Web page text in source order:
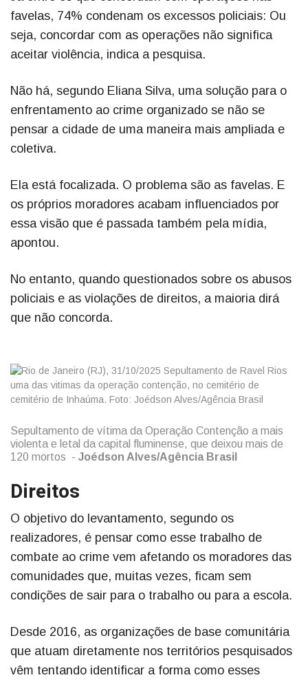
favelas, 74% condenam os excessos policiais: Ou
seja, concordar com as operações não significa
aceitar violência, indica a pesquisa.
Não há, segundo Eliana Silva, uma solução para o
enfrentamento ao crime organizado se não se
pensar a cidade de uma maneira mais ampliada e
coletiva.
Ela está focalizada. O problema são as favelas. E
os próprios moradores acabam influenciados por
essa visão que é passada também pela mídia,
apontou.
No entanto, quando questionados sobre os abusos
policiais e as violações de direitos, a maioria dirá
que não concorda.
Sepultamento de vítima da Operação Contenção a mais
violenta e letal da capital fluminense, que deixou mais de
120 mortos - Joédson Alves/Agência Brasil
Direitos
O objetivo do levantamento, segundo os
realizadores, é pensar como esse trabalho de
combate ao crime vem afetando os moradores das
comunidades que, muitas vezes, ficam sem
condições de sair para o trabalho ou para a escola.
Desde 2016, as organizações de base comunitária
que atuam diretamente nos territórios pesquisados
vêm tentando identificar a forma como esses